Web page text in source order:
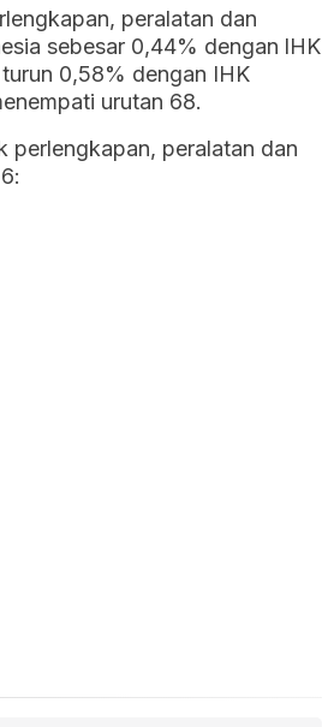
peralatan dan
sebesar 0,44% dengan IHK
0,58% dengan IHK
urutan 68.
perlengkapan, peralatan dan